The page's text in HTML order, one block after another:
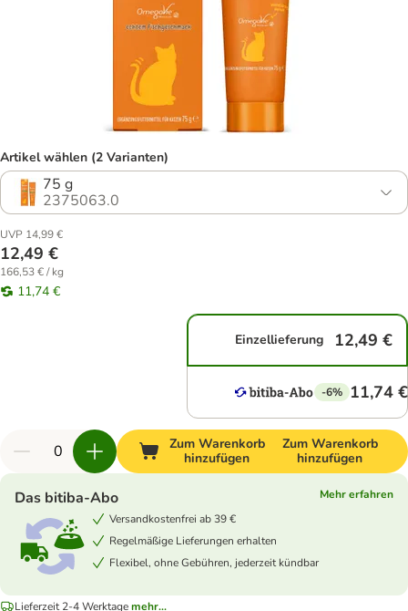
Artikel wählen (2 Varianten)
75 g
2375063.0
UVP 14,99 €
12,49 €
166,53 € / kg
11,74 €
Einzellieferung 12,49 €
-6% 11,74 €
Zum Warenkorb
hinzufügen
Zum Warenkorb
hinzufügen
Das bitiba-Abo
Mehr erfahren
Versandkostenfrei ab 39 €
Regelmäßige Lieferungen erhalten
Flexibel, ohne Gebühren, jederzeit kündbar
Lieferzeit 2-4 Werktagemehr...